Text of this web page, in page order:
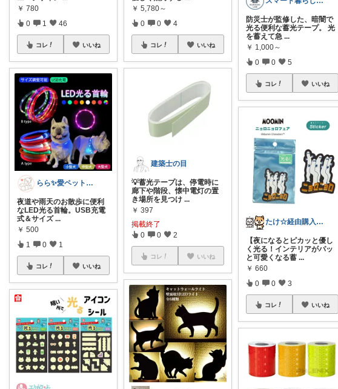
￥ 780
0 1 46
コレ いいね
らら✨愛ペットと暮らすコスパ名品ハンター
夜道や雨天のお散歩に便利
なLED光る首輪。USB充電
式＆サイズ ...
￥ 500
1 0 1
コレ いいね
￥ 5,780～
0 0 4
コレ いいね
建築士の目
💡蓄光テープは、停電時に
廊下や階段、懐中電灯の置
き場所を見つけ ...
￥ 397
掲載終了
0 0 2
コレ いいね
防災士が監修した、暗闇で
光る便利な蓄光テープ。 光
を蓄えて急 ...
￥ 1,000～
0 0 5
コレ いいね
たけ☆経由購入感謝します！ありがとう！☆
【夜になるとピカッと優し
く光る！インテリアがパッ
と可愛くなる蓄 ...
￥ 660
0 0 3
コレ いいね